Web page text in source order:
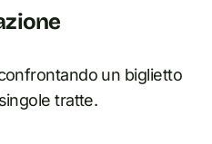
un biglietto
tratte.